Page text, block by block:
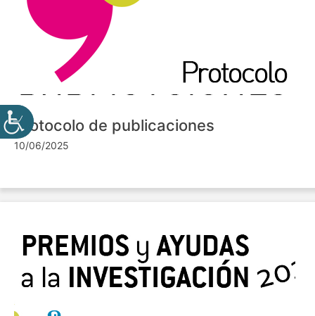
Protocolo de publicaciones
10/06/2025